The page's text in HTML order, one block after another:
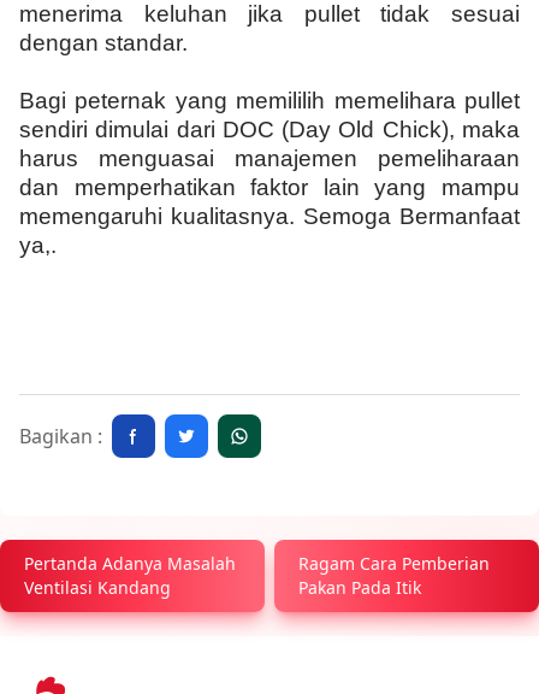
menerima keluhan jika pullet tidak sesuai
dengan standar.
Bagi peternak yang memililih memelihara pullet
sendiri dimulai dari DOC (Day Old Chick), maka
harus menguasai manajemen pemeliharaan
dan memperhatikan faktor lain yang mampu
memengaruhi kualitasnya. Semoga Bermanfaat
ya,.
Bagikan :
Pertanda Adanya Masalah
Ventilasi Kandang
Ragam Cara Pemberian
Pakan Pada Itik